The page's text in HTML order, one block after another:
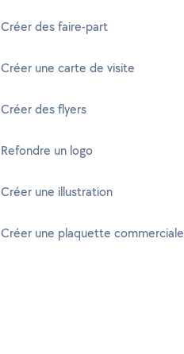
Créer des faire-part
Créer une carte de visite
Créer des flyers
Refondre un logo
Créer une illustration
Créer une plaquette commerciale